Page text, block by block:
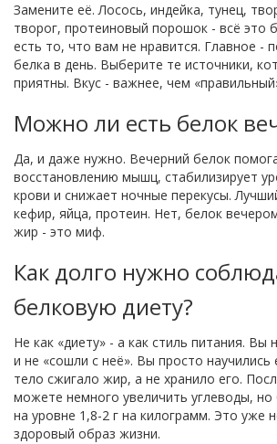
Замените её. Лосось, индейка, тунец,
творог, протеиновый порошок - всё это
есть то, что вам не нравится. Главное -
белка в день. Выберите те источники,
приятны. Вкус - важнее, чем
Можно ли есть белок
Да, и даже нужно. Вечерний белок
восстановлению мышц, стабилизирует
крови и снижает ночные перекусы.
кефир, яйца, протеин. Нет, белок
жир - это миф.
Как долго нужно
белковую диету?
Не как «диету» - а как стиль питания. Вы
и не «сошли с неё». Вы просто научились
тело сжигало жир, а не хранило его.
можете немного увеличить углеводы, но
на уровне 1,8-2 г на килограмм. Это уже
здоровый образ жизни.